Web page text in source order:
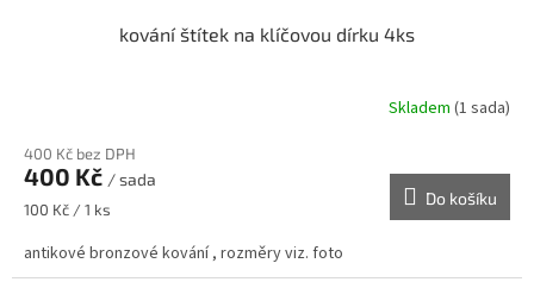
kování štítek na klíčovou dírku 4ks
Skladem (1 sada)
400 Kč bez DPH
400 Kč / sada
Měrná
100 Kč / 1 ks
Do košíku
antikové bronzové kování , rozměry viz. foto